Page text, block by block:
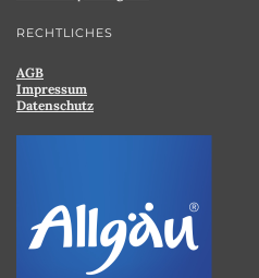
RECHTLICHES
AGB
Impressum
Datenschutz